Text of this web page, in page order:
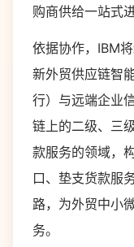
购商供给一站式
依据协作，IBM
新外贸供应链智
行）与远端企业
链上的二级、三
款服务的领域，
口、垫支货款服
路，为外贸中小
务。